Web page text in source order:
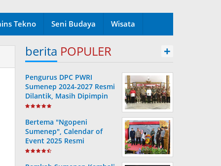
Tekno Seni Budaya Wisata
berita POPULER +
Pengurus DPC PWRI
Sumenep 2024-2027 Resmi
Dilantik, Masih Dipimpin
Rusydiyono
Bertema "Ngopeni
Sumenep", Calendar of
Event 2025 Resmi
Diluncurkan